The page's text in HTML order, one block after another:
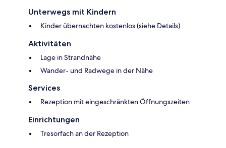
Unterwegs mit Kindern
Kinder übernachten kostenlos (siehe Details)
Aktivitäten
Lage in Strandnähe
Wander- und Radwege in der Nähe
Services
Rezeption mit eingeschränkten Öffnungszeiten
Einrichtungen
Tresorfach an der Rezeption